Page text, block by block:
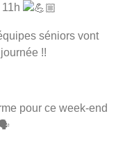
11h
séniors vont
!!
pour ce week-end